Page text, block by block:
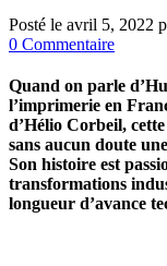
Posté le avril 5, 2022
0 Commentaire
Quand on parle
l’imprimerie en
d’Hélio Corbeil,
sans aucun doute
Son histoire est
transformations
longueur d’avance